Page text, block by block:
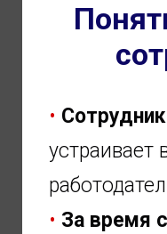
•
устраивает
• За время